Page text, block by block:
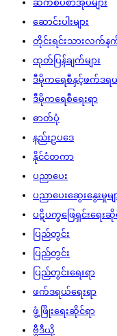
ဆက်စပ်စာအုပ်များ
ဆောင်းပါးများ
တိုင်းရင်းသားလက်န
ထုတ်ပြန်ချက်များ
ဒီမိုကရေစီနှင့်ဖက်ဒရ
ဒီမိုကရေစီရေးရာ
ဓာတ်ပုံ
နည်းဥပဒေ
နိုင်ငံတကာ
ပညာပေး
ပညာပေးဆွေးနွေးမှုမျ
ပဋိပက္ခဖြေရှင်းရေးဆို
ပြည်တွင်း
ပြည်တွင်း
ပြည်တွင်းရေးရာ
ဖက်ဒရယ်ရေးရာ
ဖွံ့ဖြိုးရေးဆိုင်ရာ
ဗွီဒီယို